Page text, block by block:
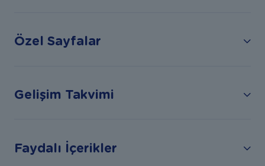
Özel Sayfalar
Gelişim Takvimi
Faydalı İçerikler